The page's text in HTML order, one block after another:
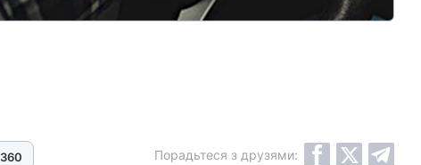
360 Порадьтеся з друзями: